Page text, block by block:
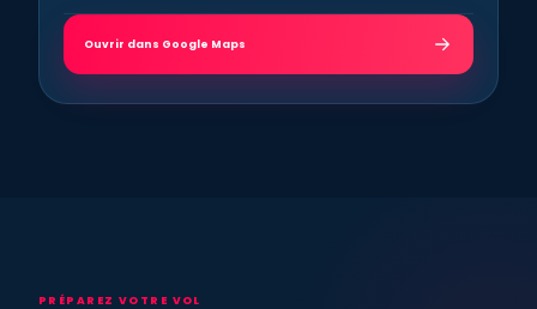
Ouvrir dans Google Maps
PRÉPAREZ VOTRE VOL